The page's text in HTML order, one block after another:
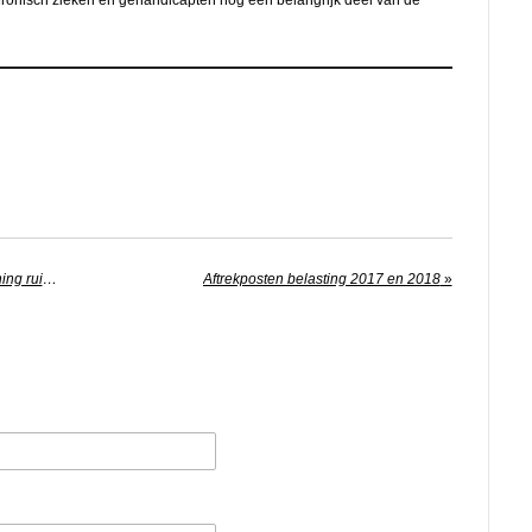
Schenking 2018: vrijstelling eigen woning ruim 100.000 euro Aftrekposten belasting 2017 en 2018»